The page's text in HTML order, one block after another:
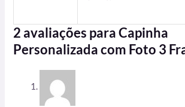
2 avaliações paraCapinha
Personalizada com Foto 3